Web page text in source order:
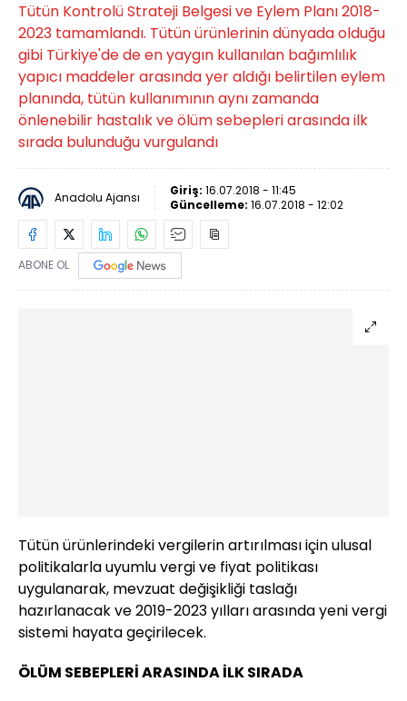
Tütün Kontrolü Strateji Belgesi ve Eylem Planı 2018-
2023 tamamlandı. Tütün ürünlerinin dünyada olduğu
gibi Türkiye'de de en yaygın kullanılan bağımlılık
yapıcı maddeler arasında yer aldığı belirtilen eylem
planında, tütün kullanımının aynı zamanda
önlenebilir hastalık ve ölüm sebepleri arasında ilk
sırada bulunduğu vurgulandı
Anadolu Ajansı Giriş: 16.07.2018 - 11:45
Güncelleme: 16.07.2018 - 12:02
ABONE OL
Tütün ürünlerindeki vergilerin artırılması için ulusal
politikalarla uyumlu vergi ve fiyat politikası
uygulanarak, mevzuat değişikliği taslağı
hazırlanacak ve 2019-2023 yılları arasında yeni vergi
sistemi hayata geçirilecek.
ÖLÜM SEBEPLERİ ARASINDA İLK SIRADA